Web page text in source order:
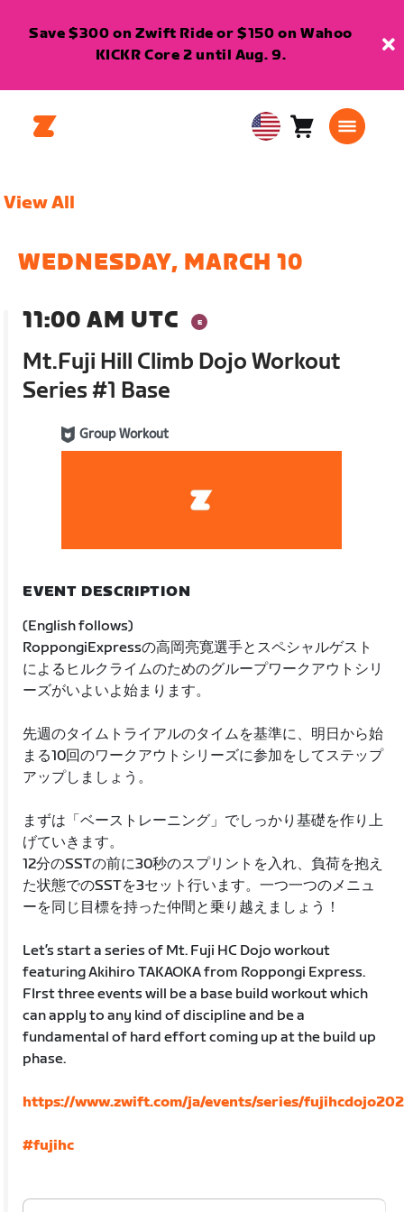
Save $300 on Zwift Ride or $150 on Wahoo
KICKR Core 2 until Aug. 9.
USA Cart0
View All
WEDNESDAY, MARCH 10
11:00 AM UTC
Mt.Fuji Hill Climb Dojo Workout
Series #1 Base
Group Workout
EVENT DESCRIPTION
(English follows)
RoppongiExpressの高岡亮寛選手とスペシャルゲスト
によるヒルクライムのためのグループワークアウトシリ
ーズがいよいよ始まります。
先週のタイムトライアルのタイムを基準に、明日から始
まる10回のワークアウトシリーズに参加をしてステップ
アップしましょう。
まずは「ベーストレーニング」でしっかり基礎を作り上
げていきます。
12分のSSTの前に30秒のスプリントを入れ、負荷を抱え
た状態でのSSTを3セット行います。一つ一つのメニュ
ーを同じ目標を持った仲間と乗り越えましょう！
Let’s start a series of Mt. Fuji HC Dojo workout
featuring Akihiro TAKAOKA from Roppongi Express.
FIrst three events will be a base build workout which
can apply to any kind of discipline and be a
fundamental of hard effort coming up at the build up
phase.
https://www.zwift.com/ja/events/series/
#fujihc